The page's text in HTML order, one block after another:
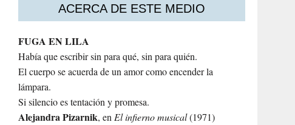
ACERCA DE ESTE MEDIO
FUGA EN LILA
Había que escribir sin para qué, sin para quién.
El cuerpo se acuerda de un amor como encender la
lámpara.
Si silencio es tentación y promesa.
AlejandraPizarnik, enEl infierno musical(1971)